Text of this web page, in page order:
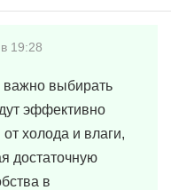
19:28
выбирать
эффективно
холода и влаги,
достаточную
в